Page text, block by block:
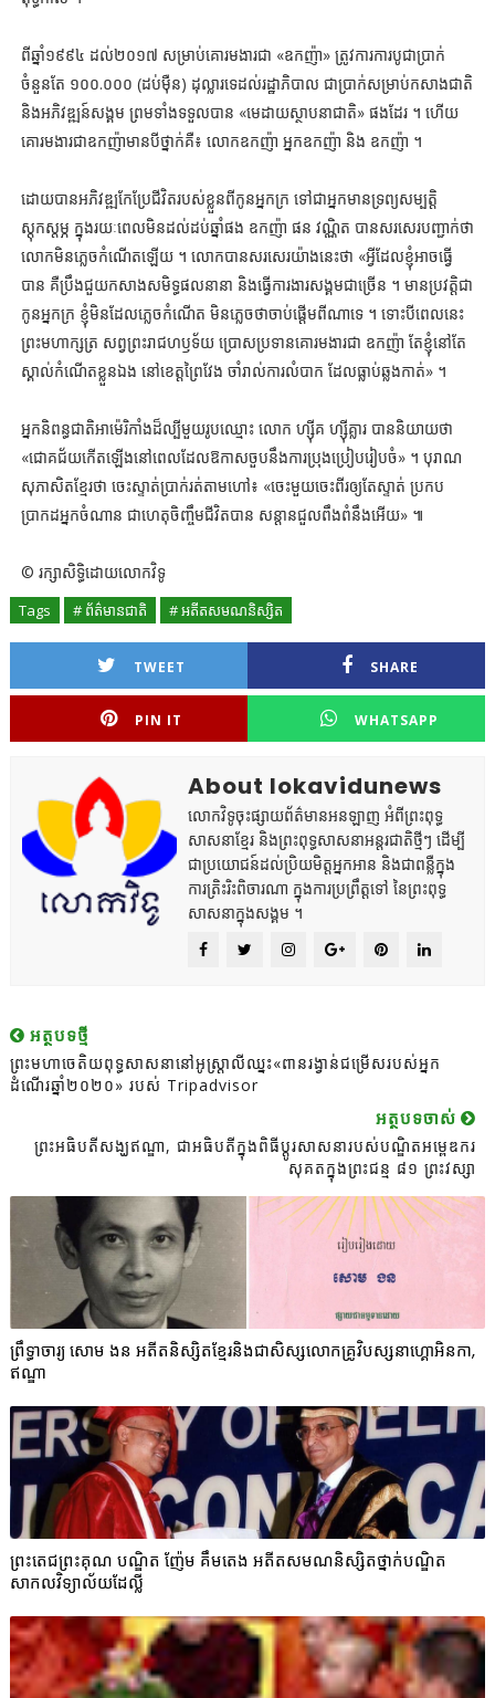
ពីឆ្នាំ១៩៩៤ ដល់២០១៧ សម្រាប់គោរមងារជា «ឧកញ៉ា» ត្រូវការការបូជាប្រាក់
ចំនួនតែ ១០០.០០០ (ដប់ម៉ឺន) ដុល្លារទេដល់រដ្ឋាភិបាល ជាប្រាក់សម្រាប់កសាងជាតិ
និងអភិវឌ្ឍន៍សង្គម ព្រមទាំងទទួលបាន «មេដាយ​ស្ថាបនា​ជាតិ» ផងដែរ ។ ហើយ
គោរមងារជាឧកញ៉ាមានបីថ្នាក់គឺ៖ លោកឧកញ៉ា អ្នកឧកញ៉ា និង ឧកញ៉ា ។
ដោយបានអភិវឌ្ឍកែប្រែជីវិតរបស់ខ្លួនពីកូនអ្នកក្រ ទៅជាអ្នកមានទ្រព្យសម្បត្តិ
ស្តុកស្តម្ភ ក្នុងរយៈពេលមិនដល់ដប់ឆ្នាំផង ឧកញ៉ា ផន វណ្ណិត បានសរសេរបញ្ជាក់ថា
លោកមិនភ្លេចកំណើតឡើយ ។ លោកបានសរសេរយ៉ាងនេះថា «អ្វីដែលខ្ញុំអាចធ្វើ
បាន គឺប្រឹងជួយកសាងសមិទ្ធផលនានា និងធ្វើការងារសង្គមជាច្រើន ។ មានប្រវត្តិជា
កូនអ្នកក្រ ខ្ញុំមិនដែលភ្លេចកំណើត មិនភ្លេចថាចាប់ផ្ដើមពីណាទេ ។ ទោះបីពេលនេះ
ព្រះមហាក្សត្រ សព្វព្រះរាជហឫទ័យ ប្រោសប្រទានគោរមងារជា ឧកញ៉ា តែខ្ញុំនៅតែ
ស្គាល់កំណើតខ្លួនឯង នៅខេត្តព្រៃវែង ចាំរាល់ការលំបាក ដែលធ្លាប់ឆ្លងកាត់» ។
អ្នកនិពន្ធជាតិអាម៉េរិកាំងដ៏ល្បីមួយរូបឈ្មោះ លោក ហ្ស៊ីគ ហ្ស៊ីគ្លារ បាននិយាយថា
«ជោគជ័យកើតឡើងនៅពេលដែលឱកាសចួបនឹងការប្រុងប្រៀបរៀបចំ» ។ បុរាណ
សុភាសិតខ្មែរថា ចេះស្ទាត់ប្រាក់រត់តាមហៅ៖ «ចេះមួយចេះពីរឲ្យតែស្ទាត់ ប្រកប
ប្រាកដអ្នកចំណាន ជាហេតុចិញ្ចឹមជីវិតបាន សន្ដានជួលពឹងពំនឹងអើយ» ៕
© រក្សាសិទ្ធិដោយលោកវិទូ
Tags # ព័ត៌មានជាតិ # អតីតសមណនិស្សិត
TWEET SHARE
PIN IT WHATSAPP
About lokavidunews
លោកវិទូចុះផ្សាយព័ត៌មានអនឡាញ អំពីព្រះពុទ្ធ
សាសនាខ្មែរ និងព្រះពុទ្ធសាសនាអន្តរជាតិថ្មីៗ ដើម្បី
ជាប្រយោជន៍ដល់ប្រិយមិត្តអ្នកអាន និងជាពន្លឺក្នុង
ការត្រិះរិះពិចារណា ក្នុងការប្រព្រឹត្តទៅ នៃព្រះពុទ្ធ
សាសនាក្នុងសង្គម ។
អត្ថបទថ្មី
ព្រះមហាចេតិយពុទ្ធសាសនានៅអូស្ត្រាលីឈ្នះ«ពានរង្វាន់ជម្រើសរបស់អ្នក
ដំណើរឆ្នាំ២០២០» របស់ Tripadvisor
អត្ថបទចាស់
ព្រះអធិបតីសង្ឃឥណ្ឌា, ជាអធិបតីក្នុងពិធីប្ដូរសាសនារបស់បណ្ឌិតអម្ពេឌករ
សុគតក្នុងព្រះជន្ម ៨១ ព្រះវស្សា
ព្រឹទ្ធាចារ្យ សោម ងន អតីតនិស្សិតខ្មែរនិងជាសិស្សលោកគ្រូវិបស្សនាហ្គោអិនកា,
ឥណ្ឌា
ព្រះតេជព្រះគុណ បណ្ឌិត ញ៉ែម គឹមតេង អតីតសមណនិស្សិតថ្នាក់បណ្ឌិត
សាកលវិទ្យាល័យដែល្លី